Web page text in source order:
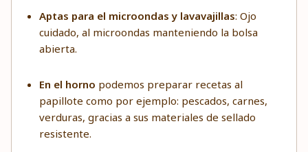
Aptas para el microondas y lavavajillas: Ojo
cuidado, al microondas manteniendo la bolsa
abierta.
En el horno podemos preparar recetas al
papillote como por ejemplo: pescados, carnes,
verduras, gracias a sus materiales de sellado
resistente.